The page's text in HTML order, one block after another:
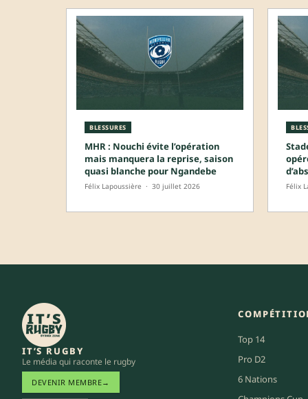
BLESSURES
MHR : Nouchi évite l’opération
mais manquera la reprise, saison
quasi blanche pour Ngandebe
Félix Lapoussière · 30 juillet 2026 Félix
IT’S RUGBY
Le média qui raconte le rugby
DEVENIR MEMBRE→
Top 14
Pro D2
6 Nations